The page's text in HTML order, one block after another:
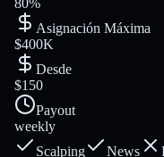
80%
Asignación Máxima
$400K
Desde
$150
Payout
weekly
Scalping
News